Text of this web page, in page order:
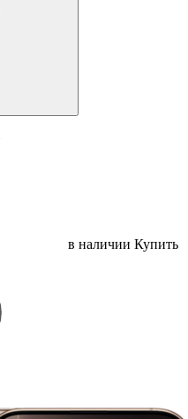
в наличии Купить